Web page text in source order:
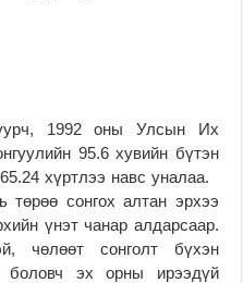
1992 оны Улсын Их
95.6 хувийн бүтэн
хүртлээ навс уналаа.
төрөө сонгох алтан эрхээ
үнэт чанар алдарсаар.
чөлөөт сонголт бүхэн
боловч эх орны ирээдүй